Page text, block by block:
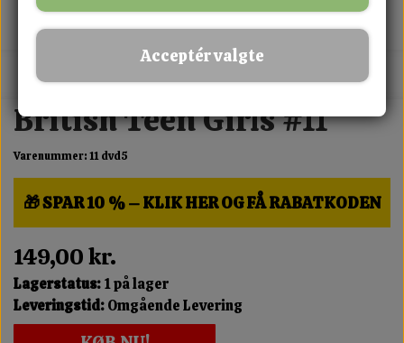
MIX FRIT · KØB 3 BETAL FOR 2
British Teen Girls #11
Varenummer: 11 dvd5
🎁 SPAR 10 % – KLIK HER OG FÅ RABATKODEN
149,00 kr.
Lagerstatus:1 på lager
Leveringstid:Omgående Levering
Acceptér valgte